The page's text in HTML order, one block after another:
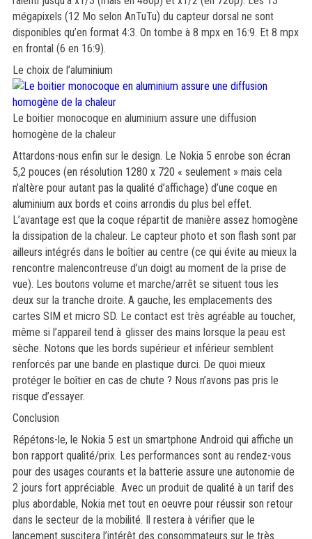
mégapixels (12 Mo selon AnTuTu) du capteur dorsal ne sont
disponibles qu’en format 4:3. On tombe à 8 mpx en 16:9. Et 8 mpx
en frontal (6 en 16:9).
Le choix de l’aluminium
Le boitier monocoque en aluminium assure une diffusion
homogène de la chaleur
Attardons-nous enfin sur le design. Le Nokia 5 enrobe son écran
5,2 pouces (en résolution 1280 x 720 « seulement » mais cela
n’altère pour autant pas la qualité d’affichage) d’une coque en
aluminium aux bords et coins arrondis du plus bel effet.
L’avantage est que la coque répartit de manière assez homogène
la dissipation de la chaleur. Le capteur photo et son flash sont par
ailleurs intégrés dans le boîtier au centre (ce qui évite au mieux la
rencontre malencontreuse d’un doigt au moment de la prise de
vue). Les boutons volume et marche/arrêt se situent tous les
deux sur la tranche droite. A gauche, les emplacements des
cartes SIM et micro SD. Le contact est très agréable au toucher,
même si l’appareil tend à glisser des mains lorsque la peau est
sèche. Notons que les bords supérieur et inférieur semblent
renforcés par une bande en plastique durci. De quoi mieux
protéger le boîtier en cas de chute ? Nous n’avons pas pris le
risque d’essayer.
Conclusion
Répétons-le, le Nokia 5 est un smartphone Android qui affiche un
bon rapport qualité/prix. Les performances sont au rendez-vous
pour des usages courants et la batterie assure une autonomie de
2 jours fort appréciable. Avec un produit de qualité à un tarif des
plus abordable, Nokia met tout en oeuvre pour réussir son retour
dans le secteur de la mobilité. Il restera à vérifier que le
lancement suscitera l’intérêt des consommateurs sur le très